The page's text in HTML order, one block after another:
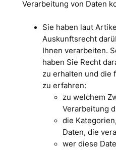
Verarbeitung von Daten
Sie haben laut
Auskunftsrecht
Ihnen verarbeiten.
haben Sie Recht
zu erhalten und die
zu erfahren:
zu welchem
Verarbeitung
die
Daten, die
wer diese